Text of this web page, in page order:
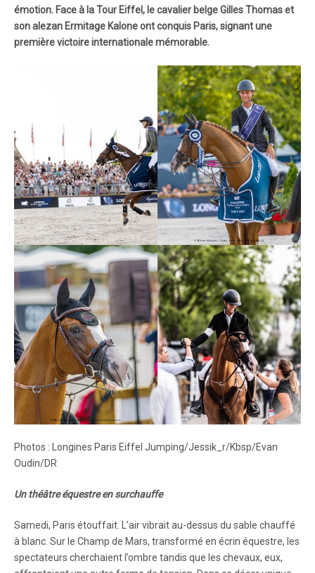
émotion. Face à la Tour Eiffel, le cavalier belge Gilles Thomas et
son alezan Ermitage Kalone ont conquis Paris, signant une
première victoire internationale mémorable.
Photos : Longines Paris Eiffel Jumping/Jessik_r/Kbsp/Evan
Oudin/DR
Un théâtre équestre en surchauffe
Samedi, Paris étouffait. L’air vibrait au-dessus du sable chauffé
à blanc. Sur le Champ de Mars, transformé en écrin équestre, les
spectateurs cherchaient l’ombre tandis que les chevaux, eux,